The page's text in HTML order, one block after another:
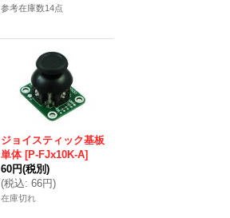
参考在庫数14点
ジョイスティック基板
単体 [P-FJx10K-A]
60円(税別)
(税込: 66円)
在庫切れ